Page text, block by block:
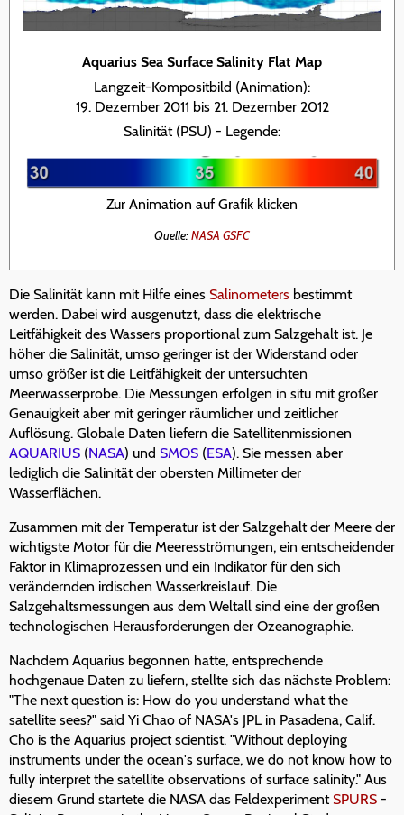
Aquarius Sea Surface Salinity Flat Map
Langzeit-Kompositbild (Animation):
19. Dezember 2011 bis 21. Dezember 2012
Salinität (PSU) - Legende:
Zur Animation auf Grafik klicken
Quelle:NASA GSFC
Die Salinität kann mit Hilfe eines Salinometers bestimmt
werden. Dabei wird ausgenutzt, dass die elektrische
Leitfähigkeit des Wassers proportional zum Salzgehalt ist. Je
höher die Salinität, umso geringer ist der Widerstand oder
umso größer ist die Leitfähigkeit der untersuchten
Meerwasserprobe. Die Messungen erfolgen in situ mit großer
Genauigkeit aber mit geringer räumlicher und zeitlicher
Auflösung. Globale Daten liefern die Satellitenmissionen
AQUARIUS (NASA) und SMOS (ESA). Sie messen aber
lediglich die Salinität der obersten Millimeter der
Wasserflächen.
Zusammen mit der Temperatur ist der Salzgehalt der Meere der
wichtigste Motor für die Meeresströmungen, ein entscheidender
Faktor in Klimaprozessen und ein Indikator für den sich
verändernden irdischen Wasserkreislauf. Die
Salzgehaltsmessungen aus dem Weltall sind eine der großen
technologischen Herausforderungen der Ozeanographie.
Nachdem Aquarius begonnen hatte, entsprechende
hochgenaue Daten zu liefern, stellte sich das nächste Problem:
"The next question is: How do you understand what the
satellite sees?" said Yi Chao of NASA's JPL in Pasadena, Calif.
Cho is the Aquarius project scientist. "Without deploying
instruments under the ocean's surface, we do not know how to
fully interpret the satellite observations of surface salinity." Aus
diesem Grund startete die NASA das Feldexperiment SPURS -